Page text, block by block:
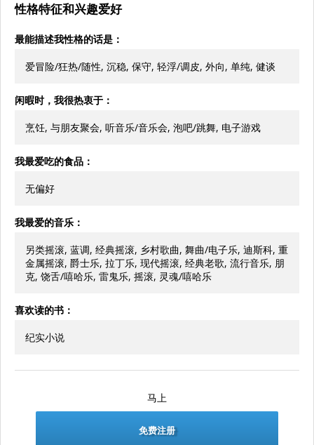
性格特征和兴趣爱好
最能描述我性格的话是：
爱冒险/狂热/随性, 沉稳, 保守, 轻浮/调皮, 外向, 单纯, 健谈
闲暇时，我很热衷于：
烹饪, 与朋友聚会, 听音乐/音乐会, 泡吧/跳舞, 电子游戏
我最爱吃的食品：
无偏好
我最爱的音乐：
另类摇滚, 蓝调, 经典摇滚, 乡村歌曲, 舞曲/电子乐, 迪斯科, 重
金属摇滚, 爵士乐, 拉丁乐, 现代摇滚, 经典老歌, 流行音乐, 朋
克, 饶舌/嘻哈乐, 雷鬼乐, 摇滚, 灵魂/嘻哈乐
喜欢读的书：
纪实小说
马上
免费注册